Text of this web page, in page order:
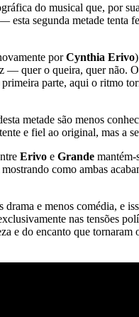
do musical que, por
segunda metade tenta
porCynthia Erivo
quer o queira, quer não.
parte, aqui o ritmo
metade são menos
e fiel ao original, mas a
Erivo e Grande
como ambas
e menos comédia, e
nas tensões
e do encanto que